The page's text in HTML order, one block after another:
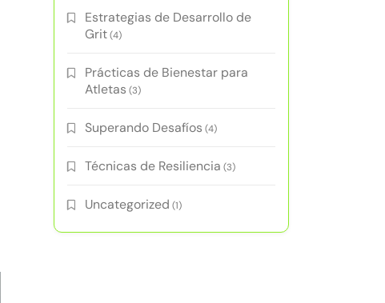
Estrategias de Desarrollo de
Grit(4)
Prácticas de Bienestar para
Atletas (3)
Superando Desafíos (4)
Técnicas de Resiliencia (3)
Uncategorized (1)